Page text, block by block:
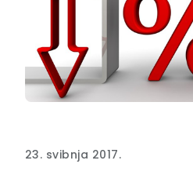
23. svibnja 2017.